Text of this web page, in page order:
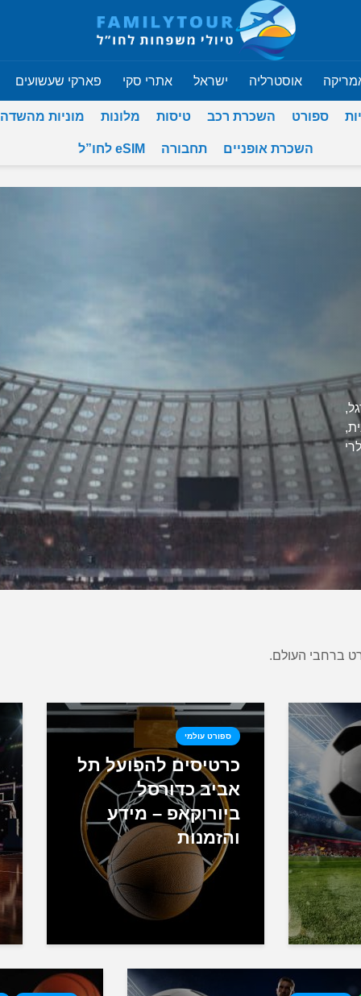
אוסטרליה ישראל אתרי סקי פארקי שעשועים
ספורט השכרת רכב טיסות מלונות מוניות מהשדה
השכרת אופניים תחבורה eSIM לחו”ל
ברחבי העולם.
ספורט עולמי
כרטיסים להפועל תל
אביב כדורסל
ביורוקאפ – מידע
והזמנות